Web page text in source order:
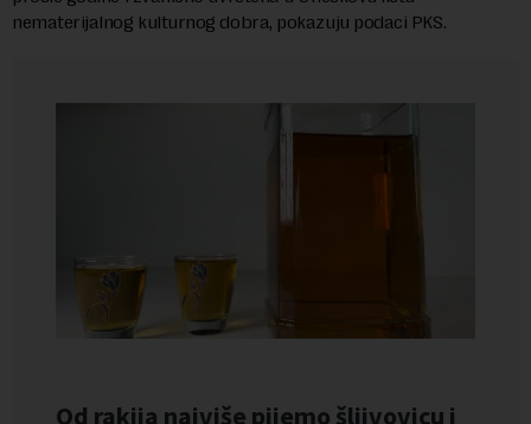
nematerijalnog kulturnog dobra, pokazuju podaci PKS.